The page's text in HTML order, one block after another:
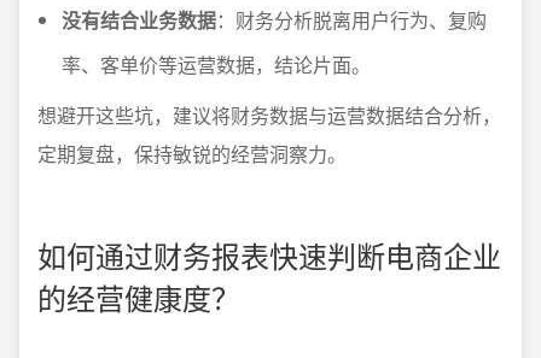
没有结合业务数据：财务分析脱离用户行为、复购
率、客单价等运营数据，结论片面。
想避开这些坑，建议将财务数据与运营数据结合分析，
定期复盘，保持敏锐的经营洞察力。
如何通过财务报表快速判断电商企业
的经营健康度？